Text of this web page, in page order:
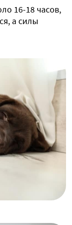
16-18 часов,
а силы